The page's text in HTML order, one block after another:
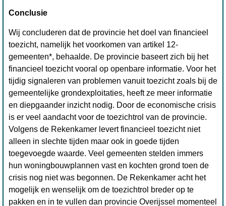
Conclusie
Wij concluderen dat de provincie het doel van financieel
toezicht, namelijk het voorkomen van artikel 12-
gemeenten*, behaalde. De provincie baseert zich bij het
financieel toezicht vooral op openbare informatie. Voor het
tijdig signaleren van problemen vanuit toezicht zoals bij de
gemeentelijke grondexploitaties, heeft ze meer informatie
en diepgaander inzicht nodig. Door de economische crisis
is er veel aandacht voor de toezichtrol van de provincie.
Volgens de Rekenkamer levert financieel toezicht niet
alleen in slechte tijden maar ook in goede tijden
toegevoegde waarde. Veel gemeenten stelden immers
hun woningbouwplannen vast en kochten grond toen de
crisis nog niet was begonnen. De Rekenkamer acht het
mogelijk en wenselijk om de toezichtrol breder op te
pakken en in te vullen dan provincie Overijssel momenteel